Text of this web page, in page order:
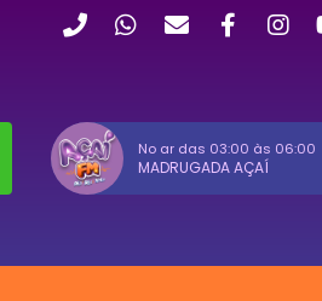
No ar das 03:00 às 06:00
MADRUGADA AÇAÍ